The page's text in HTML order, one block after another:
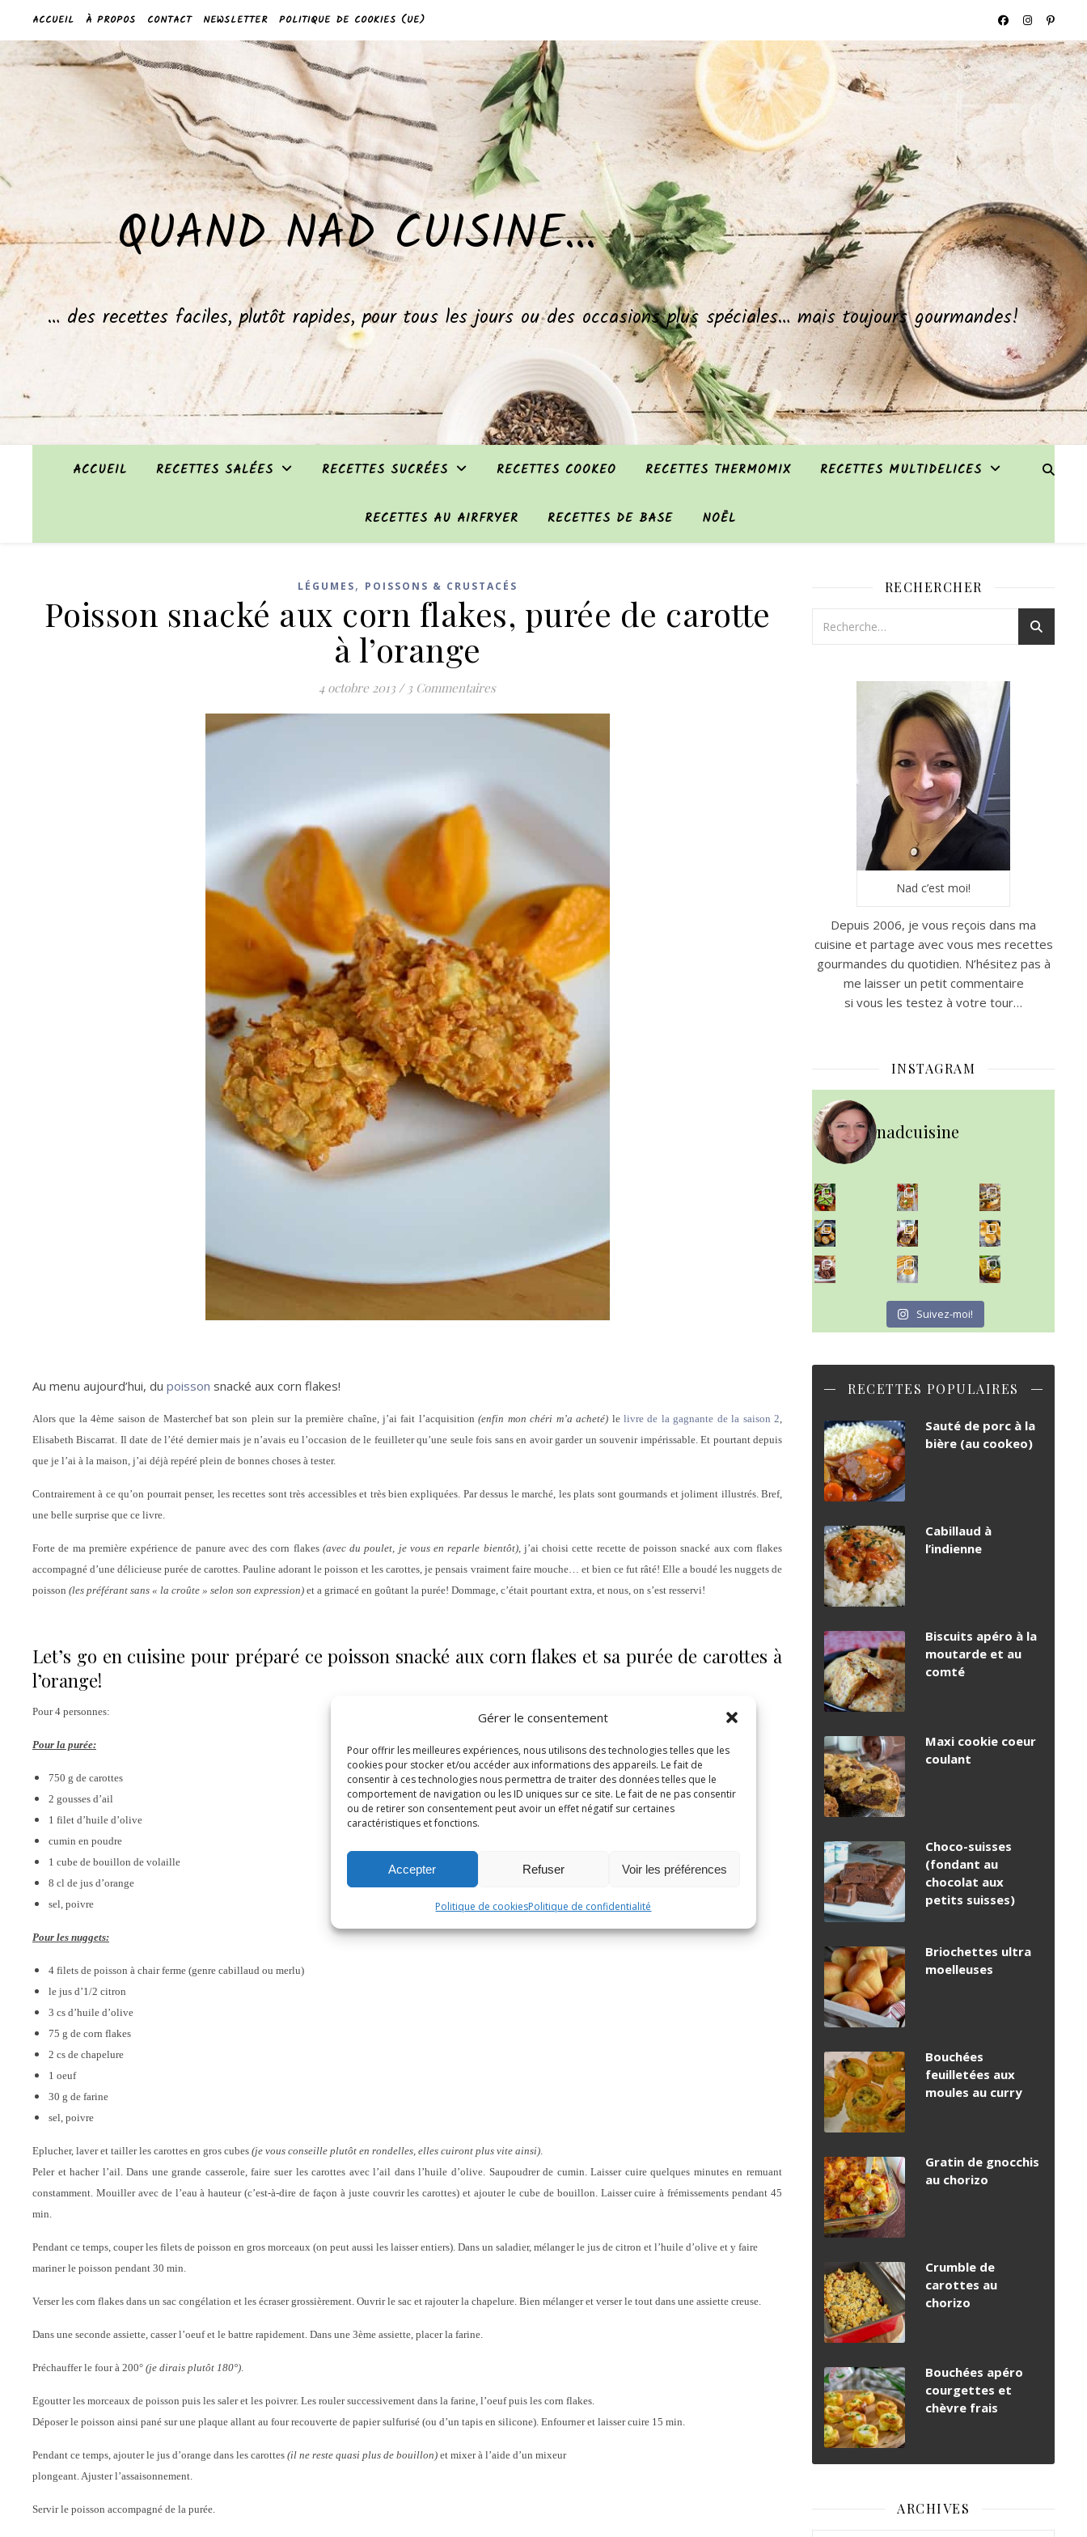
Gérer le consentement
Pour offrir les meilleures expériences, nous utilisons des technologies telles que les
cookies pour stocker et/ou accéder aux informations des appareils. Le fait de
consentir à ces technologies nous permettra de traiter des données telles que le
comportement de navigation ou les ID uniques sur ce site. Le fait de ne pas consentir
ou de retirer son consentement peut avoir un effet négatif sur certaines
caractéristiques et fonctions.
Accepter Refuser Voir les préférences
Politique de cookiesPolitique de confidentialité
ACCUEIL À PROPOS CONTACT NEWSLETTER POLITIQUE DE COOKIES (UE)
QUAND NAD CUISINE…
… des recettes faciles, plutôt rapides, pour tous les jours ou des occasions plus spéciales… mais toujours gourmandes!
ACCUEIL RECETTES SALÉES RECETTES SUCRÉES RECETTES COOKEO RECETTES THERMOMIX RECETTES MULTIDELICES
RECETTES AU AIRFRYER RECETTES DE BASE NOËL
LÉGUMES, POISSONS & CRUSTACÉS
Poisson snacké aux corn flakes, purée de carotte
à l’orange
4 octobre 2013 / 3 Commentaires
Au menu aujourd’hui, du poisson snacké aux corn flakes!
Alors que la 4ème saison de Masterchef bat son plein sur la première chaîne, j’ai fait l’acquisition(enfin mon chéri m’a acheté) le livre de la gagnante de la saison 2,
Elisabeth Biscarrat. Il date de l’été dernier mais je n’avais eu l’occasion de le feuilleter qu’une seule fois sans en avoir garder un souvenir impérissable. Et pourtant depuis
que je l’ai à la maison, j’ai déjà repéré plein de bonnes choses à tester.
Contrairement à ce qu’on pourrait penser, les recettes sont très accessibles et très bien expliquées. Par dessus le marché, les plats sont gourmands et joliment illustrés. Bref,
une belle surprise que ce livre.
Forte de ma première expérience de panure avec des corn flakes (avec du poulet, je vous en reparle bientôt), j’ai choisi cette recette de poisson snacké aux corn flakes
accompagné d’une délicieuse purée de carottes. Pauline adorant le poisson et les carottes, je pensais vraiment faire mouche… et bien ce fut râté! Elle a boudé les nuggets de
poisson (les préférant sans « la croûte » selon son expression) et a grimacé en goûtant la purée! Dommage, c’était pourtant extra, et nous, on s’est resservi!
Let’s go en cuisine pour préparé ce poisson snacké aux corn flakes et sa purée de carottes à
l’orange!
Pour 4 personnes:
Pour la purée:
750 g de carottes
2 gousses d’ail
1 filet d’huile d’olive
cumin en poudre
1 cube de bouillon de volaille
8 cl de jus d’orange
sel, poivre
Pour les nuggets:
4 filets de poisson à chair ferme (genre cabillaud ou merlu)
le jus d’1/2 citron
3 cs d’huile d’olive
75 g de corn flakes
2 cs de chapelure
1 oeuf
30 g de farine
sel, poivre
Eplucher, laver et tailler les carottes en gros cubes (je vous conseille plutôt en rondelles, elles cuiront plus vite ainsi).
Peler et hacher l’ail. Dans une grande casserole, faire suer les carottes avec l’ail dans l’huile d’olive. Saupoudrer de cumin. Laisser cuire quelques minutes en remuant
constamment. Mouiller avec de l’eau à hauteur (c’est-à-dire de façon à juste couvrir les carottes) et ajouter le cube de bouillon. Laisser cuire à frémissements pendant 45
min.
Pendant ce temps, couper les filets de poisson en gros morceaux (on peut aussi les laisser entiers). Dans un saladier, mélanger le jus de citron et l’huile d’olive et y faire
mariner le poisson pendant 30 min.
Verser les corn flakes dans un sac congélation et les écraser grossièrement. Ouvrir le sac et rajouter la chapelure. Bien mélanger et verser le tout dans une assiette creuse.
Dans une seconde assiette, casser l’oeuf et le battre rapidement. Dans une 3ème assiette, placer la farine.
Préchauffer le four à 200° (je dirais plutôt 180°).
Egoutter les morceaux de poisson puis les saler et les poivrer. Les rouler successivement dans la farine, l’oeuf puis les corn flakes.
Déposer le poisson ainsi pané sur une plaque allant au four recouverte de papier sulfurisé (ou d’un tapis en silicone). Enfourner et laisser cuire 15 min.
Pendant ce temps, ajouter le jus d’orange dans les carottes (il ne reste quasi plus de bouillon) et mixer à l’aide d’un mixeur
plongeant. Ajuster l’assaisonnement.
Servir le poisson accompagné de la purée.
RECHERCHER
Nad c’est moi!
Depuis 2006, je vous reçois dans ma
cuisine et partage avec vous mes recettes
gourmandes du quotidien. N’hésitez pas à
me laisser un petit commentaire
si vous les testez à votre tour…
INSTAGRAM
nadcuisine
~ SALADE DE PÂTES AUX DEUX TOMATES THON ET BURRA ~ FINANCIERS MYRTILLES ET CITRON ~
Aujourd'hu
~ BUNS MAISON ~
Un peu de boulange par ici au
~ GÂTEAU FONDANT CHOCO NOISETTE ~
C'est lundi
Suivez-moi!
RECETTES POPULAIRES
Sauté de porc à la
bière (au cookeo)
Cabillaud à
l’indienne
Biscuits apéro à la
moutarde et au
comté
Maxi cookie coeur
coulant
Choco-suisses
(fondant au
chocolat aux
petits suisses)
Briochettes ultra
moelleuses
Bouchées
feuilletées aux
moules au curry
Gratin de gnocchis
au chorizo
Crumble de
carottes au
chorizo
Bouchées apéro
courgettes et
chèvre frais
ARCHIVES